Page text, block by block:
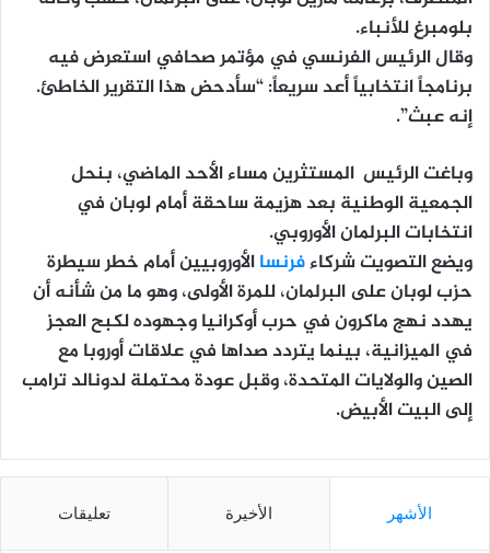
بلومبرغ للأنباء.
وقال الرئيس الفرنسي في مؤتمر صحافي استعرض فيه
برنامجاً انتخابياً أعد سريعاً: “سأدحض هذا التقرير الخاطئ.
إنه عبث”.
وباغت الرئيس المستثرين مساء الأحد الماضي، بنحل
الجمعية الوطنية بعد هزيمة ساحقة أمام لوبان في
انتخابات البرلمان الأوروبي.
ويضع التصويت شركاءفرنساالأوروبيين أمام خطر سيطرة
حزب لوبان على البرلمان، للمرة الأولى، وهو ما من شأنه أن
يهدد نهج ماكرون في حرب أوكرانيا وجهوده لكبح العجز
في الميزانية، بينما يتردد صداها في علاقات أوروبا مع
الصين والولايات المتحدة، وقبل عودة محتملة لدونالد ترامب
إلى البيت الأبيض.
الأشهر الأخيرة تعليقات